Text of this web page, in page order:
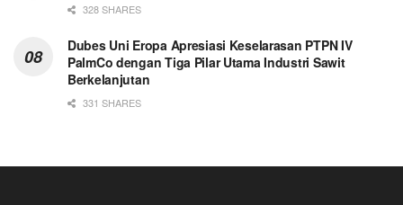
328 SHARES
Dubes Uni Eropa Apresiasi Keselarasan PTPN IV
PalmCo dengan Tiga Pilar Utama Industri Sawit
Berkelanjutan
331 SHARES